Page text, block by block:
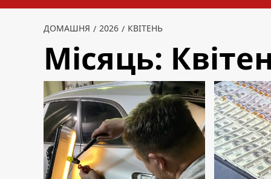
ДОМАШНЯ 2026 КВІТЕНЬ
Місяць: